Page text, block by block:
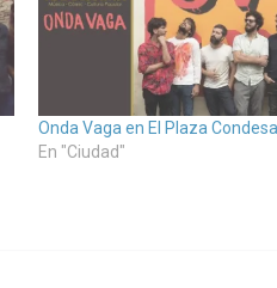
Onda Vaga en El Plaza Condesa
En "Ciudad"